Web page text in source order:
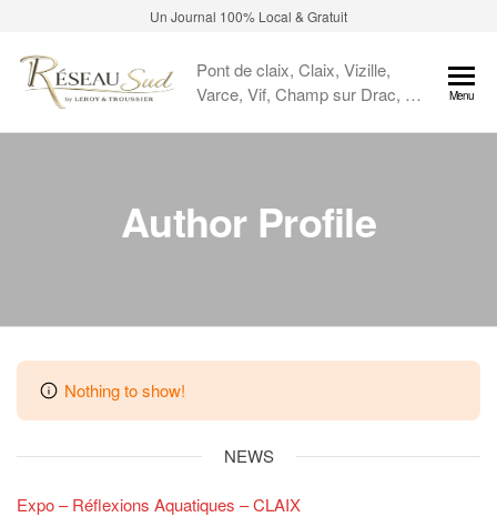
Un Journal 100% Local & Gratuit
Pont de claix, Claix, Vizille,
Varce, Vif, Champ sur Drac, …
Menu
Author Profile
Nothing to show!
NEWS
Expo – Réflexions Aquatiques – CLAIX